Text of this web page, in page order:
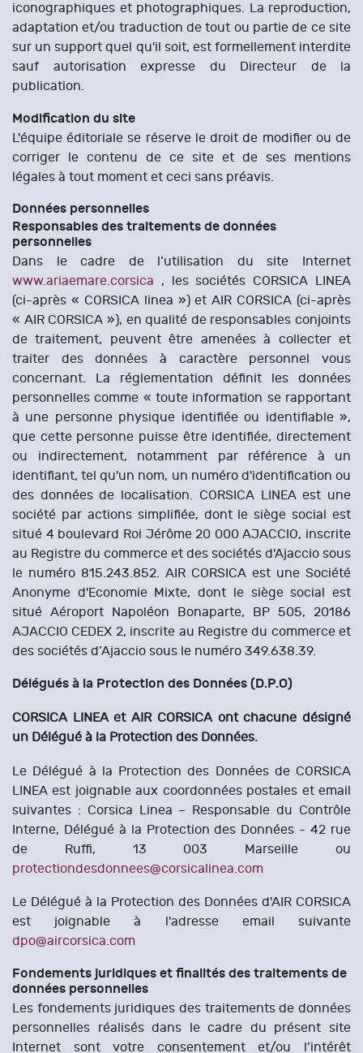
iconographiques et photographiques. La reproduction,
adaptation et/ou traduction de tout ou partie de ce site
sur un support quel qu'il soit, est formellement interdite
sauf autorisation expresse du Directeur de la
publication.
Modification du site
L'équipe éditoriale se réserve le droit de modifier ou de
corriger le contenu de ce site et de ses mentions
légales à tout moment et ceci sans préavis.
Données personnelles
Responsables des traitements de données
personnelles
Dans le cadre de l’utilisation du site Internet
www.ariaemare.corsica , les sociétés CORSICA LINEA
(ci-après « CORSICA linea ») et AIR CORSICA (ci-après
« AIR CORSICA »), en qualité de responsables conjoints
de traitement, peuvent être amenées à collecter et
traiter des données à caractère personnel vous
concernant. La réglementation définit les données
personnelles comme « toute information se rapportant
à une personne physique identifiée ou identifiable »,
que cette personne puisse être identifiée, directement
ou indirectement, notamment par référence à un
identifiant, tel qu'un nom, un numéro d'identification ou
des données de localisation. CORSICA LINEA est une
société par actions simplifiée, dont le siège social est
situé 4 boulevard Roi Jérôme 20 000 AJACCIO, inscrite
au Registre du commerce et des sociétés d'Ajaccio sous
le numéro 815.243.852. AIR CORSICA est une Société
Anonyme d'Economie Mixte, dont le siège social est
situé Aéroport Napoléon Bonaparte, BP 505, 20186
AJACCIO CEDEX 2, inscrite au Registre du commerce et
des sociétés d’Ajaccio sous le numéro 349.638.39.
Délégués à la Protection des Données (D.P.O)
CORSICA LINEA et AIR CORSICA ont chacune désigné
un Délégué à la Protection des Données.
Le Délégué à la Protection des Données de CORSICA
LINEA est joignable aux coordonnées postales et email
suivantes : Corsica Linea – Responsable du Contrôle
Interne, Délégué à la Protection des Données - 42 rue
de Ruffi, 13 003 Marseille ou
protectiondesdonnees@corsicalinea.com
Le Délégué à la Protection des Données d'AIR CORSICA
est joignable à l'adresse email suivante
dpo@aircorsica.com
Fondements juridiques et finalités des traitements de
données personnelles
Les fondements juridiques des traitements de données
personnelles réalisés dans le cadre du présent site
Internet sont votre consentement et/ou l’intérêt